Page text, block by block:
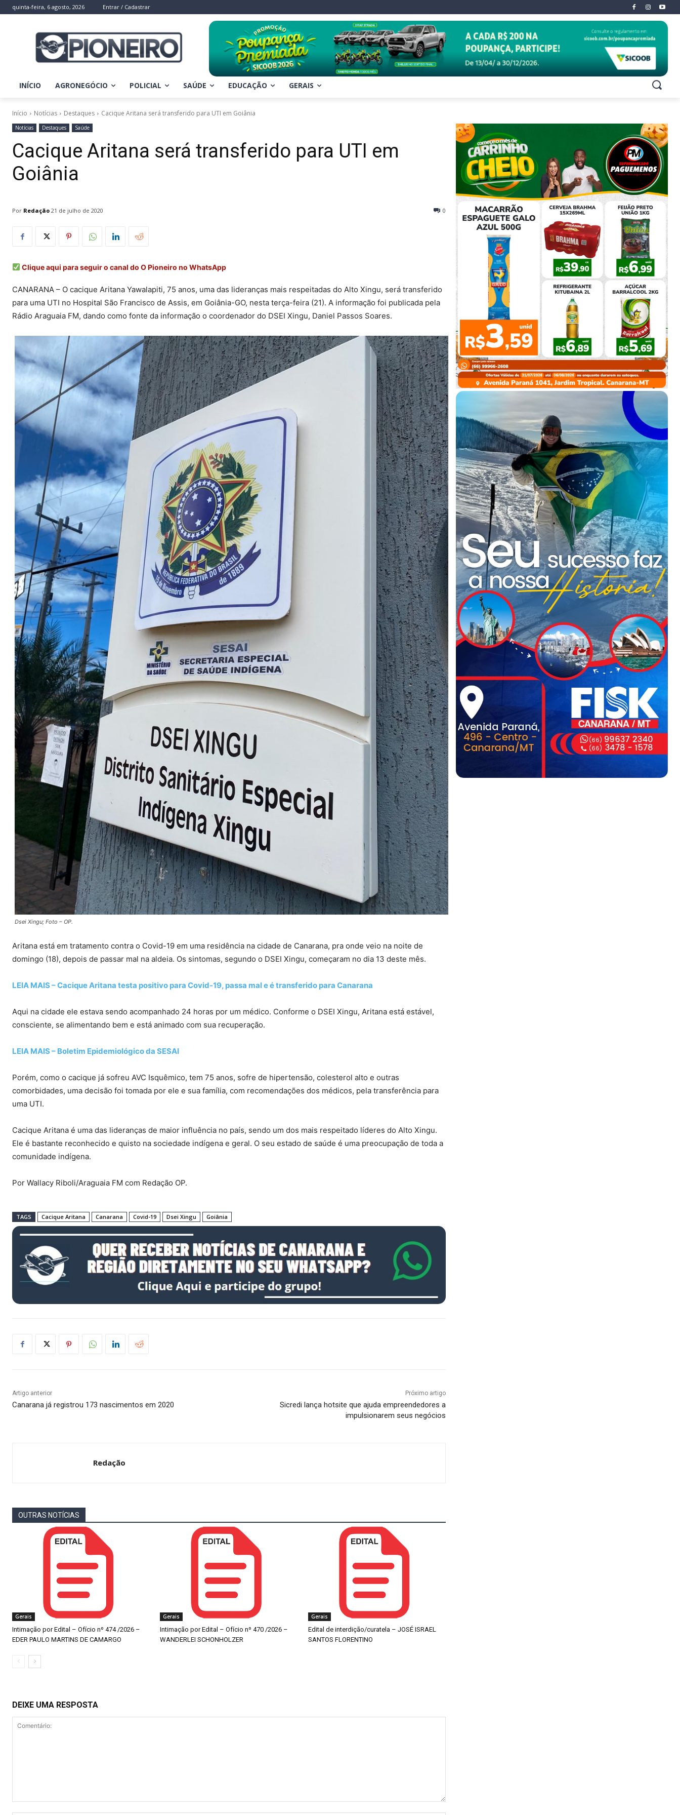
quinta-feira, 6 agosto, 2026 Entrar / Cadastrar
INÍCIO AGRONEGÓCIO POLICIAL SAÚDE EDUCAÇÃO GERAIS
Início Notícias Destaques Cacique Aritana será transferido para UTI em Goiânia
Notícias Destaques Saúde
Cacique Aritana será transferido para UTI em
Goiânia
Por Redação 0
21 de julho de 2020
Clique aqui para seguir o canal do O Pioneiro no WhatsApp
CANARANA – O cacique Aritana Yawalapiti, 75 anos, uma das lideranças mais respeitadas do Alto Xingu, será transferido
para uma UTI no Hospital São Francisco de Assis, em Goiânia-GO, nesta terça-feira (21). A informação foi publicada pela
Rádio Araguaia FM, dando como fonte da informação o coordenador do DSEI Xingu, Daniel Passos Soares.
Dsei Xingu; Foto – OP.
Aritana está em tratamento contra o Covid-19 em uma residência na cidade de Canarana, pra onde veio na noite de
domingo (18), depois de passar mal na aldeia. Os sintomas, segundo o DSEI Xingu, começaram no dia 13 deste mês.
LEIA MAIS – Cacique Aritana testa positivo para Covid-19, passa mal e é transferido para Canarana
Aqui na cidade ele estava sendo acompanhado 24 horas por um médico. Conforme o DSEI Xingu, Aritana está estável,
consciente, se alimentando bem e está animado com sua recuperação.
LEIA MAIS – Boletim Epidemiológico da SESAI
Porém, como o cacique já sofreu AVC Isquêmico, tem 75 anos, sofre de hipertensão, colesterol alto e outras
comorbidades, uma decisão foi tomada por ele e sua família, com recomendações dos médicos, pela transferência para
uma UTI.
Cacique Aritana é uma das lideranças de maior influência no país, sendo um dos mais respeitado líderes do Alto Xingu.
Ele é bastante reconhecido e quisto na sociedade indígena e geral. O seu estado de saúde é uma preocupação de toda a
comunidade indígena.
Por Wallacy Riboli/Araguaia FM com Redação OP.
TAGS Cacique Aritana Canarana Covid-19 Dsei Xingu Goiânia
Artigo anterior
Canarana já registrou 173 nascimentos em 2020
Próximo artigo
Sicredi lança hotsite que ajuda empreendedores a
impulsionarem seus negócios
Redação
OUTRAS NOTÍCIAS
Gerais
Intimação por Edital – Ofício nº 474 /2026 –
EDER PAULO MARTINS DE CAMARGO
Gerais
Intimação por Edital – Ofício nº 470 /2026 –
WANDERLEI SCHONHOLZER
Gerais
Edital de interdição/curatela – JOSÉ ISRAEL
SANTOS FLORENTINO
DEIXE UMA RESPOSTA